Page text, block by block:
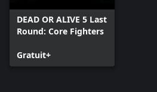
DEAD OR ALIVE 5 Last
Round: Core Fighters
Gratuit+